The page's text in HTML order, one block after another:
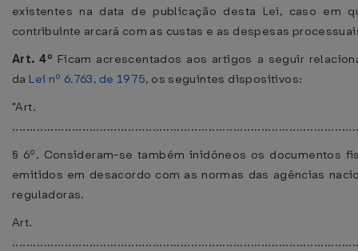
existentes na data de publicação desta Lei, caso em
contribuinte arcará com as custas e as despesas
Art. 4º Ficam acrescentados aos artigos a seguir
da Lei nº 6.763, de 1975, os seguintes dispositivos:
"Art.
§ 6º. Consideram-se também inidôneos os documentos
emitidos em desacordo com as normas das agências
reguladoras.
Art.